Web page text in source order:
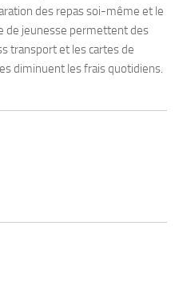
des repas soi-même et le
de jeunesse permettent des
transport et les cartes de
diminuent les frais quotidiens.